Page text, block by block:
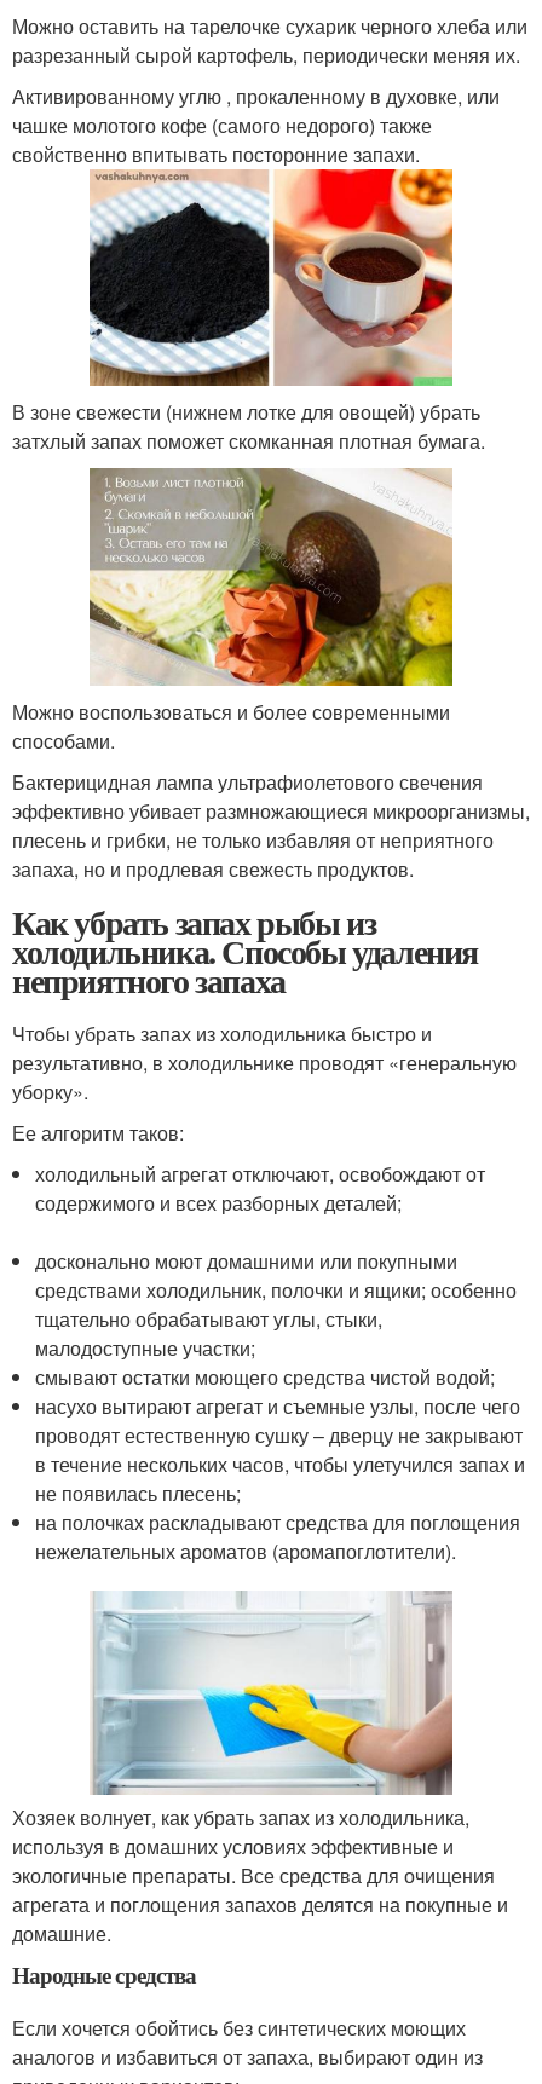
Можно оставить на тарелочке сухарик черного хлеба или
разрезанный сырой картофель, периодически меняя их.
Активированному углю , прокаленному в духовке, или
чашке молотого кофе (самого недорого) также
свойственно впитывать посторонние запахи.
В зоне свежести (нижнем лотке для овощей) убрать
затхлый запах поможет скомканная плотная бумага.
Можно воспользоваться и более современными
способами.
Бактерицидная лампа ультрафиолетового свечения
эффективно убивает размножающиеся микроорганизмы,
плесень и грибки, не только избавляя от неприятного
запаха, но и продлевая свежесть продуктов.
Как убрать запах рыбы из
холодильника. Способы удаления
неприятного запаха
Чтобы убрать запах из холодильника быстро и
результативно, в холодильнике проводят «генеральную
уборку».
Ее алгоритм таков:
холодильный агрегат отключают, освобождают от
содержимого и всех разборных деталей;
досконально моют домашними или покупными
средствами холодильник, полочки и ящики; особенно
тщательно обрабатывают углы, стыки,
малодоступные участки;
смывают остатки моющего средства чистой водой;
насухо вытирают агрегат и съемные узлы, после чего
проводят естественную сушку – дверцу не закрывают
в течение нескольких часов, чтобы улетучился запах и
не появилась плесень;
на полочках раскладывают средства для поглощения
нежелательных ароматов (аромапоглотители).
Хозяек волнует, как убрать запах из холодильника,
используя в домашних условиях эффективные и
экологичные препараты. Все средства для очищения
агрегата и поглощения запахов делятся на покупные и
домашние.
Народные средства
Если хочется обойтись без синтетических моющих
аналогов и избавиться от запаха, выбирают один из